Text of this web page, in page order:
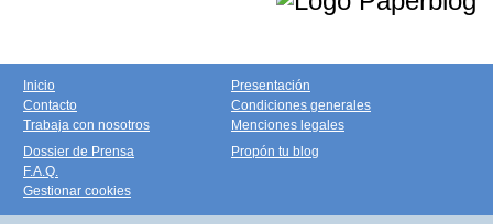
Inicio
Contacto
Trabaja con nosotros
Presentación
Condiciones generales
Menciones legales
Dossier de Prensa
F.A.Q.
Gestionar cookies
Propón tu blog